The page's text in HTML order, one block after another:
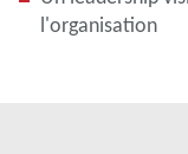
l'organisation